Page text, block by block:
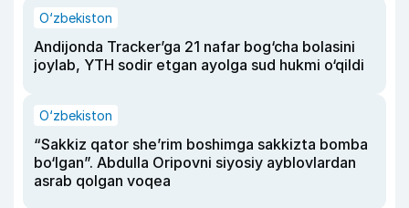
O‘zbekiston
Andijonda Tracker’ga 21 nafar bog‘cha bolasini
joylab, YTH sodir etgan ayolga sud hukmi o‘qildi
O‘zbekiston
“Sakkiz qator she’rim boshimga sakkizta bomba
bo‘lgan”. Abdulla Oripovni siyosiy ayblovlardan
asrab qolgan voqea